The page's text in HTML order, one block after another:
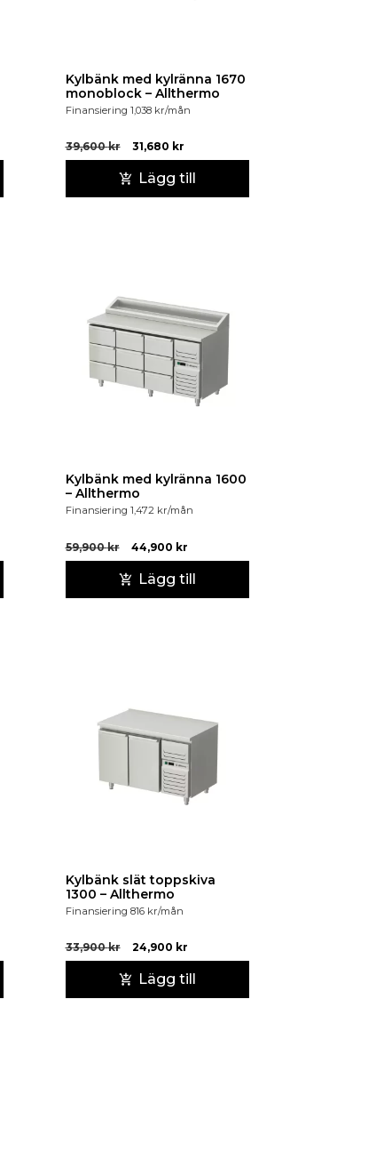
Kylbänk med kylränna 1670
monoblock – Allthermo
Finansiering 1,038 kr/mån
39,600kr 31,680 kr
Lägg till
Kylbänk med kylränna 1600
– Allthermo
Finansiering 1,472 kr/mån
59,900kr 44,900 kr
Lägg till
Kylbänk slät toppskiva
1300 – Allthermo
Finansiering 816 kr/mån
33,900kr 24,900 kr
Lägg till